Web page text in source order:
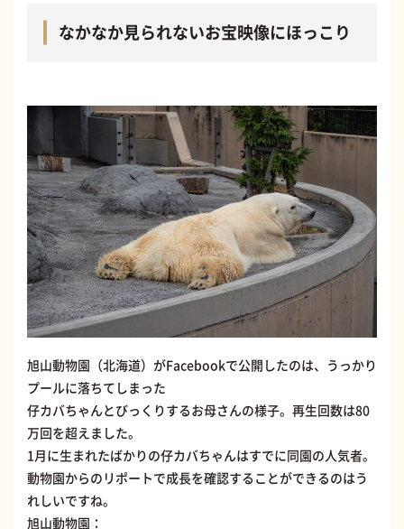
なかなか見られないお宝映像にほっこり
旭山動物園（北海道）がFacebookで公開したのは、うっかり
プールに落ちてしまった
仔カバちゃんとびっくりするお母さんの様子。再生回数は80
万回を超えました。
1月に生まれたばかりの仔カバちゃんはすでに同園の人気者。
動物園からのリポートで成長を確認することができるのはう
れしいですね。
旭山動物園：